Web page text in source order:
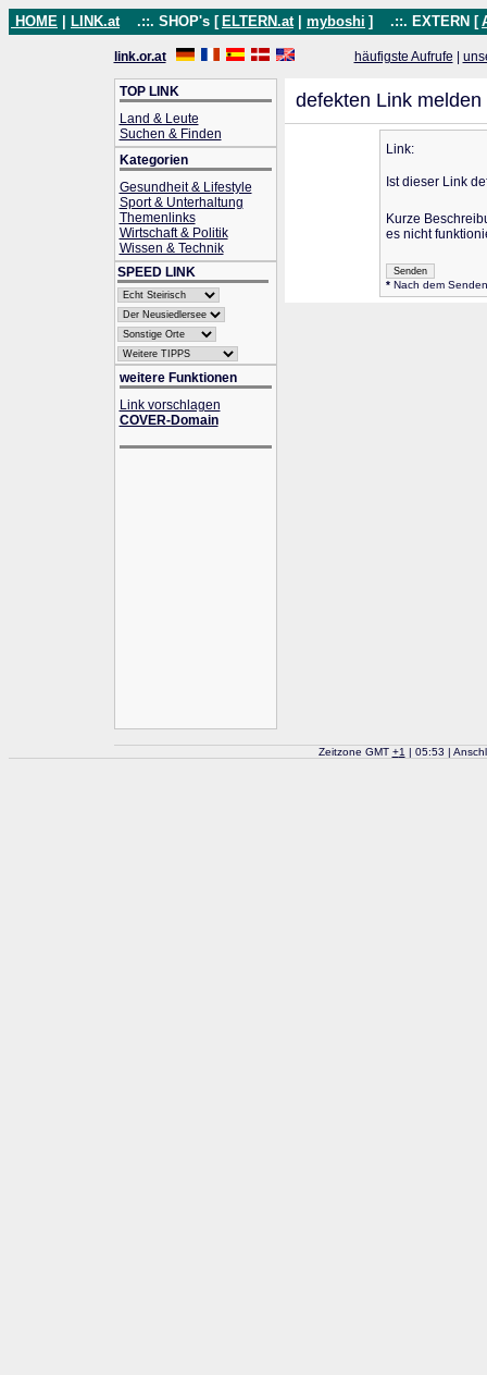
HOME LINK.at .::. SHOP's [ ELTERN.at myboshi ] .::. EXTERN [
link.or.at häufigste Aufrufe
TOP LINK
Land & Leute
Suchen & Finden
Kategorien
Gesundheit & Lifestyle
Sport & Unterhaltung
Themenlinks
Wirtschaft & Politik
Wissen & Technik
SPEED LINK
weitere Funktionen
Link vorschlagen
COVER-Domain
defekten Link melden
Link:
Ist dieser Link
Kurze
es nicht
* Nach dem
Zeitzone GMT +1 | 05:53 |